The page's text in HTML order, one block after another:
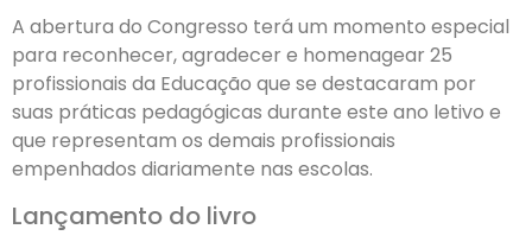
A abertura do Congresso terá um momento especial
para reconhecer, agradecer e homenagear 25
profissionais da Educação que se destacaram por
suas práticas pedagógicas durante este ano letivo e
que representam os demais profissionais
empenhados diariamente nas escolas.
Lançamento do livro